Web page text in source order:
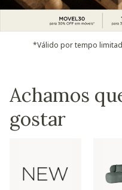
*Válido por tempo
Achamos
gostar